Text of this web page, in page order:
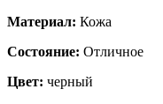
Материал: Кожа
Состояние: Отличное
Цвет: черный